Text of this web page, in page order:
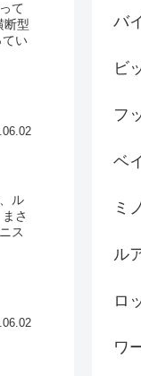
て
断型
てい
ル
さ
ス
バ
ビ
フ
ベ
ミ
ル
ロ
ワ